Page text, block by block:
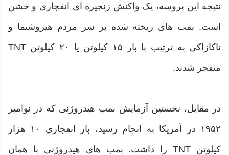
نتیجه این پروسه، یک واکنش زنجیره ای انفجاری و خشن
است. بمب های ریخته شده بر سر مردم هیروشیما و
ناکازاکی به ترتیب با بار ۱۵ کیلوتن یا ۲۰ کیلوتن TNT
منفجر شدند.
در مقابل، نخستین آزمایش بمب هیدروژنی که در نوامبر
۱۹۵۲ در آمریکا به انجام رسید، بار انفجاری ۱۰ هزار
کیلوتن TNT را داشت. بمب های هیدروژنی با همان